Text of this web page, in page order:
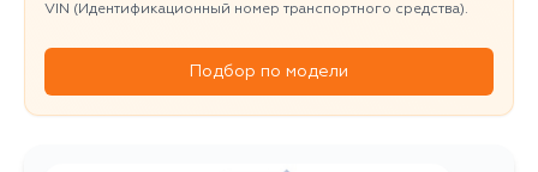
VIN (Идентификационный номер транспортного средства).
Подбор по модели